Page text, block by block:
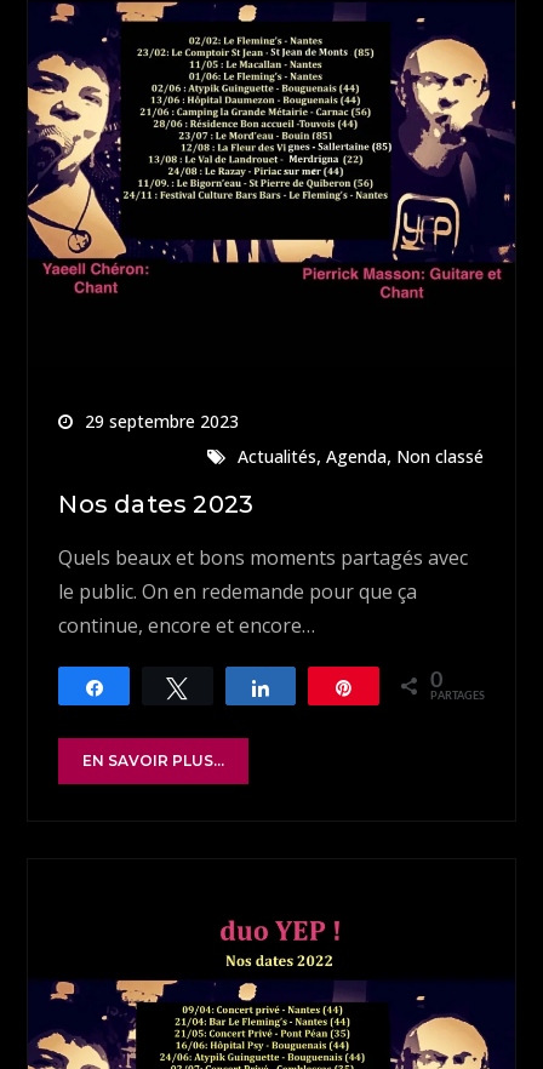
29 septembre 2023
Actualités,Agenda, Non classé
Nos dates 2023
Quels beaux et bons moments partagés avec
le public. On en redemande pour que ça
continue, encore et encore…
Partagez Tweetez Partagez Épingle 0
PARTAGES
EN SAVOIR PLUS...